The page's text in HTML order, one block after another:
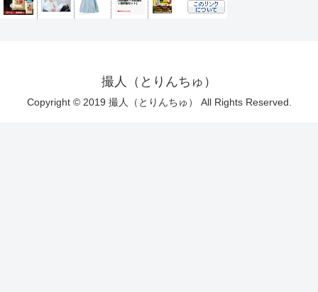
撮人（とりんちゅ）
Copyright © 2019 撮人（とりんちゅ） All Rights Reserved.